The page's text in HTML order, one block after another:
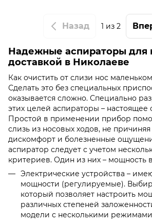
Назад 1 из 2
Надежные аспираторы для
доставкой в Николаеве
Как очистить от слизи нос
Сделать это без специальных
оказывается сложно. Специально
этих целей аспираторы – настоящее
Простой в применении прибор
слизь из носовых ходов, не
дискомфорт и болезненные
аспиратор следует с учетом
критериев. Один из них – мощность
Электрические устройства –
мощности (регулируемые).
который позволяет настроить
различных степеней
модели с несколькими